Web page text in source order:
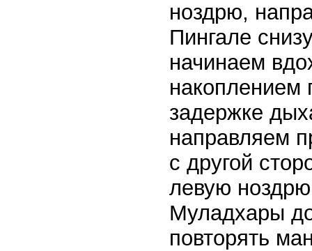
ноздрю,
Пингале
начинаем
накоплением
задержке
направляем
с другой
левую
Муладхары
повторять